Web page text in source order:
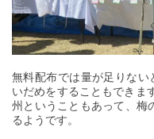
無料配布では量が足りな
いだめをすることもできま
州ということもあって、梅
るようです。